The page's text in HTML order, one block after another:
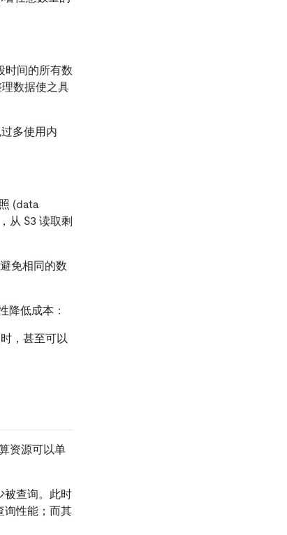
时间的所有数
数据使之具
多使用内
(data
从 S3 读取剩
免相同的数
降低成本：
，甚至可以
资源可以单
被查询。此时
询性能；而其